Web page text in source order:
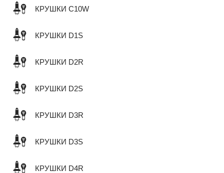
КРУШКИ C10W
КРУШКИ D1S
КРУШКИ D2R
КРУШКИ D2S
КРУШКИ D3R
КРУШКИ D3S
КРУШКИ D4R